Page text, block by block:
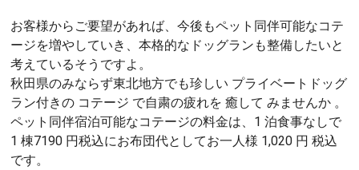
お客様からご要望があれば、今後もペット同伴可能なコテ
ージを増やしていき、本格的なドッグランも整備したいと
考えているそうですよ。
秋田県のみならず東北地方でも珍しい プライベートドッグ
ラン付きの コテージ で自粛の疲れを 癒して みませんか 。
ペット同伴宿泊可能なコテージの料金は、1 泊食事なしで
1 棟7190 円税込にお布団代としてお一人様 1,020 円 税込
です。